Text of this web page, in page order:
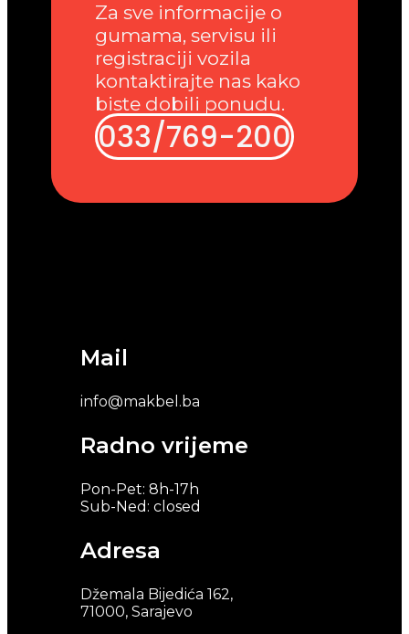
Mail
info@makbel.ba
Radno vrijeme
Pon-Pet: 8h-17h
Sub-Ned: closed
Adresa
Džemala Bijedića 162,
71000, Sarajevo
Za sve informacije o
gumama, servisu ili
registraciji vozila
kontaktirajte nas kako
biste dobili ponudu.
033/769-200